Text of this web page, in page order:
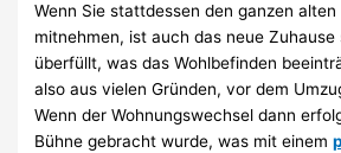
Wenn Sie stattdessen den ganzen alten
mitnehmen, ist auch das neue Zuhause
überfüllt, was das Wohlbefinden
also aus vielen Gründen, vor dem
Wenn der Wohnungswechsel dann
Bühne gebracht wurde, was mit einem